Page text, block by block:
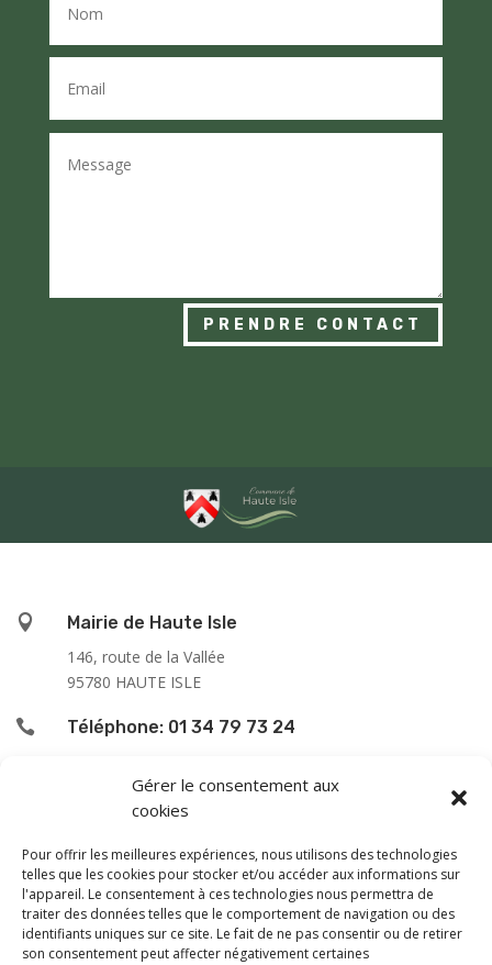
Gérer le consentement aux
cookies
Pour offrir les meilleures expériences, nous utilisons des technologies
telles que les cookies pour stocker et/ou accéder aux informations sur
l'appareil. Le consentement à ces technologies nous permettra de
traiter des données telles que le comportement de navigation ou des
identifiants uniques sur ce site. Le fait de ne pas consentir ou de retirer
son consentement peut affecter négativement certaines
PRENDRE CONTACT

Mairie de Haute Isle
146, route de la Vallée
95780 HAUTE ISLE
 Téléphone: 01 34 79 73 24
L’accueil du public se fait :
le lundi de 9h00 à 12h00
le jeudi de 13h00 à 16h00
le samedi de 9h00 à 12h00
En dehors de ces horaires, une permanence téléphonique
est assurée le vendredi de 13 à 16 h, sauf les samedi